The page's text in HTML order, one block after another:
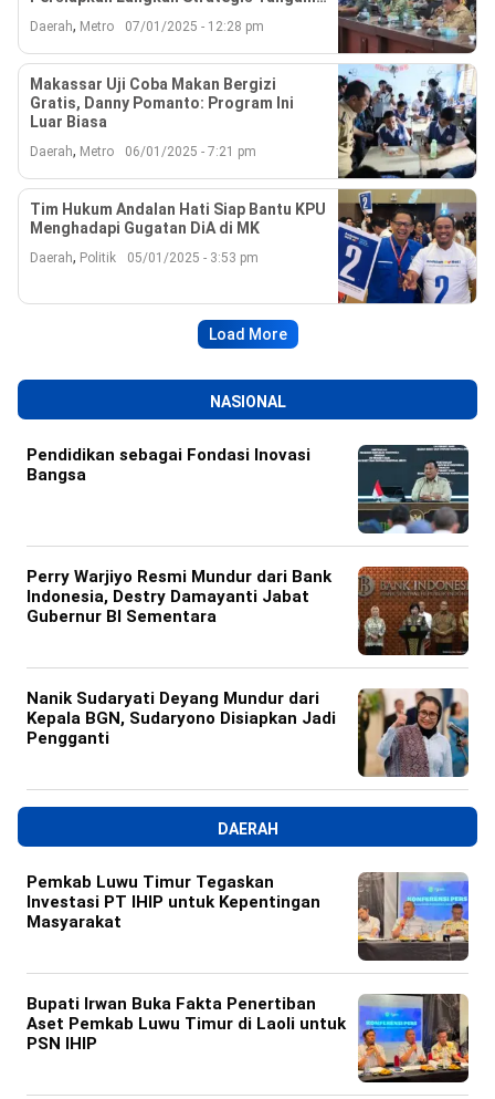
Daerah, Metro 07/01/2025 - 12:28 pm
Makassar Uji Coba Makan Bergizi
Gratis, Danny Pomanto: Program Ini
Luar Biasa
Daerah, Metro 06/01/2025 - 7:21 pm
Tim Hukum Andalan Hati Siap Bantu KPU
Menghadapi Gugatan DiA di MK
Daerah, Politik 05/01/2025 - 3:53 pm
Load More
NASIONAL
Pendidikan sebagai Fondasi Inovasi
Bangsa
Perry Warjiyo Resmi Mundur dari Bank
Indonesia, Destry Damayanti Jabat
Gubernur BI Sementara
Nanik Sudaryati Deyang Mundur dari
Kepala BGN, Sudaryono Disiapkan Jadi
Pengganti
DAERAH
Pemkab Luwu Timur Tegaskan
Investasi PT IHIP untuk Kepentingan
Masyarakat
Bupati Irwan Buka Fakta Penertiban
Aset Pemkab Luwu Timur di Laoli untuk
PSN IHIP